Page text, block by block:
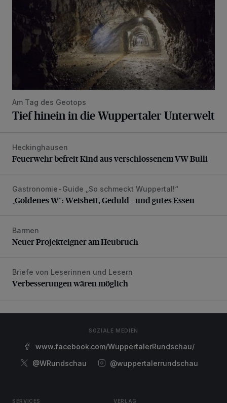
Am Tag des Geotops
Tief hinein in die Wuppertaler Unterwelt
Feuerwehr befreit Kind aus verschlossenem VW Bulli
Heckinghausen
Feuerwehr befreit Kind aus verschlossenem VW Bulli
„Goldenes W“: Weisheit, Geduld – und gutes Essen
Gastronomie-Guide „So schmeckt Wuppertal!“
„Goldenes W“: Weisheit, Geduld – und gutes Essen
Neuer Projekteigner am Heubruch
Barmen
Neuer Projekteigner am Heubruch
Verbesserungen wären möglich
Briefe von Leserinnen und Lesern
Verbesserungen wären möglich
SOZIALE MEDIEN
www.facebook.com/WuppertalerRundschau/
@WRundschau
@wuppertalerrundschau
SERVICES VERLAG